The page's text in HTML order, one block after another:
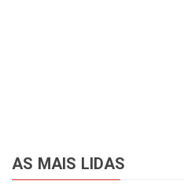
AS MAIS LIDAS